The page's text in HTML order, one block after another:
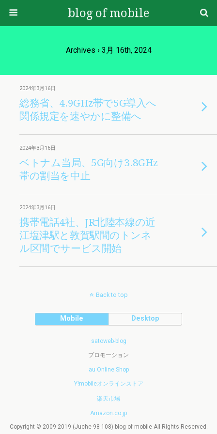
blog of mobile
Archives › 3月 16th, 2024
2024年3月16日
総務省、4.9GHz帯で5G導入へ
関係規定を速やかに整備へ
2024年3月16日
ベトナム当局、5G向け3.8GHz
帯の割当を中止
2024年3月16日
携帯電話4社、JR北陸本線の近
江塩津駅と敦賀駅間のトンネ
ル区間でサービス開始
Back to top
Mobile Desktop
satoweb-blog
プロモーション
au Online Shop
Y!mobileオンラインストア
楽天市場
Amazon.co.jp
Copyright © 2009-2019 (Juche 98-108) blog of mobile All Rights Reserved.